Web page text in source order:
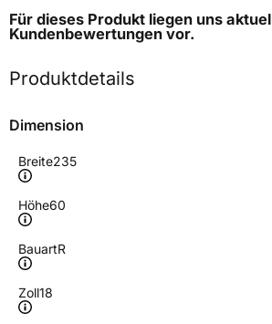
Für dieses Produkt liegen uns
Kundenbewertungen vor.
Produktdetails
Dimension
Breite235
Höhe60
BauartR
Zoll18